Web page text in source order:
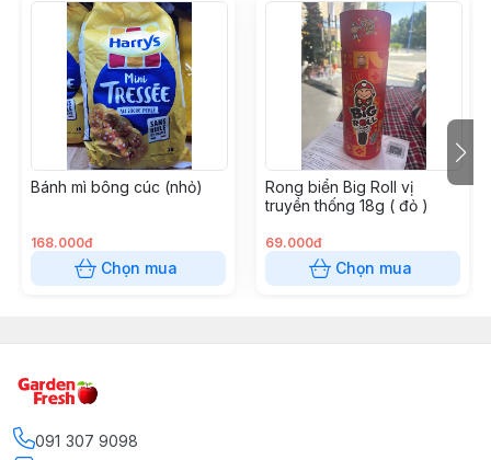
Bánh mì bông cúc (nhỏ)
168.000đ
Chọn mua
Rong biển Big Roll vị
truyền thống 18g ( đỏ )
69.000đ
Chọn mua
091 307 9098